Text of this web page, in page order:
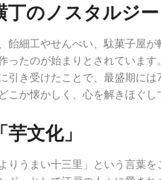
丁のノスタルジー
飴細工やせんべい、駄菓子屋
ったのが始まりとされていま
引き受けたことで、最盛期に
こか懐かしく、心を解きほぐし
文化」
りうまい十三里」という言葉